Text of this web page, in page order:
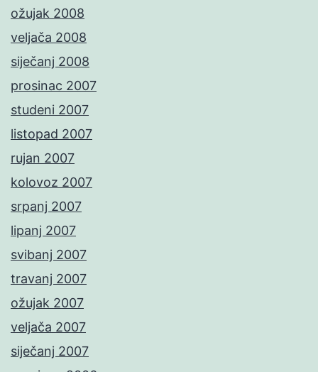
ožujak 2008
veljača 2008
siječanj 2008
prosinac 2007
studeni 2007
listopad 2007
rujan 2007
kolovoz 2007
srpanj 2007
lipanj 2007
svibanj 2007
travanj 2007
ožujak 2007
veljača 2007
siječanj 2007